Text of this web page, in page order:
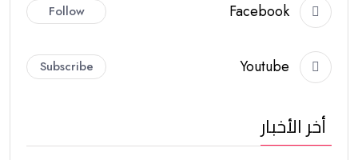
Facebook
Follow
Youtube
Subscribe
أخر الأخبار